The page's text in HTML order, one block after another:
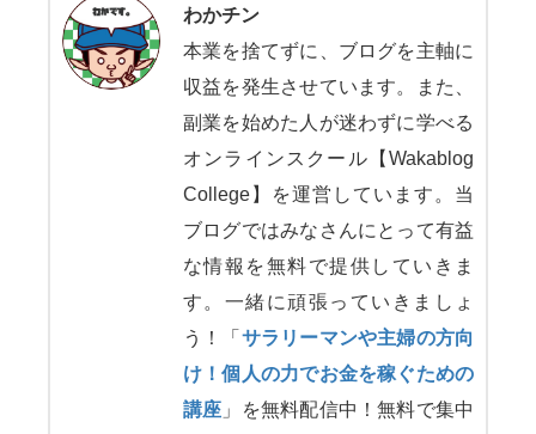
わかチン
本業を捨てずに、ブログを主軸に
収益を発生させています。また、
副業を始めた人が迷わずに学べる
オンラインスクール【Wakablog
College】を運営しています。当
ブログではみなさんにとって有益
な情報を無料で提供していきま
す。一緒に頑張っていきましょ
う！「 サラリーマンや主婦の方向
け！個人の力でお金を稼ぐための
講座 」を無料配信中！無料で集中